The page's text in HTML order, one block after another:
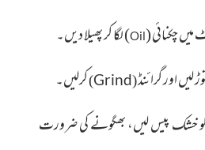
میں چکنائی(
Oil
)لگا کر پھیلا دیں۔
لیں اور گرائنڈ(
Grind
)کرلیں۔
خشک پیس لیں، بھگونے کی ضرورت